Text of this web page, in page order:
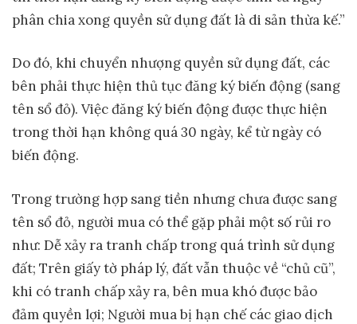
phân chia xong quyền sử dụng đất là di sản thừa kế.”
Do đó, khi chuyển nhượng quyền sử dụng đất, các
bên phải thực hiện thủ tục đăng ký biến động (sang
tên sổ đỏ). Việc đăng ký biến động được thực hiện
trong thời hạn không quá 30 ngày, kể từ ngày có
biến động.
Trong trường hợp sang tiền nhưng chưa được sang
tên sổ đỏ, người mua có thể gặp phải một số rủi ro
như: Dễ xảy ra tranh chấp trong quá trình sử dụng
đất; Trên giấy tờ pháp lý, đất vẫn thuộc về “chủ cũ”,
khi có tranh chấp xảy ra, bên mua khó được bảo
đảm quyền lợi; Người mua bị hạn chế các giao dịch